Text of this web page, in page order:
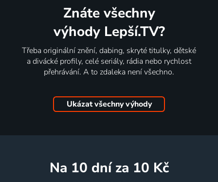
Znáte všechny
výhody Lepší.TV?
Třeba originální znění, dabing, skryté titulky, dětské
a divácké profily, celé seriály, rádia nebo rychlost
přehrávání. A to zdaleka není všechno.
Ukázat všechny výhody
na 10 dní za 10 Kč